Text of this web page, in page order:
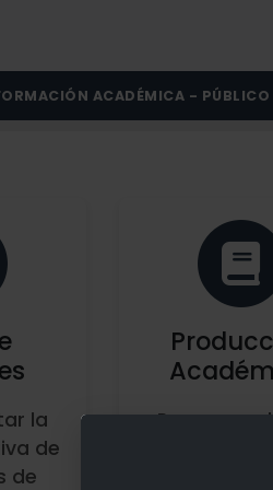
ACADÉMICA - PÚBLICO
la
de
de
Para